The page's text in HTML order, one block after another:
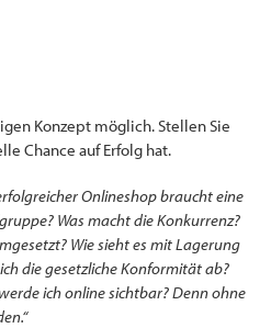
Konzept möglich. Stellen Sie
Chance auf Erfolg hat.
Onlineshop braucht eine
Was macht die Konkurrenz?
Wie sieht es mit Lagerung
die gesetzliche Konformität ab?
ich online sichtbar? Denn ohne